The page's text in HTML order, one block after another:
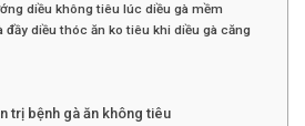
diều không tiêu lúc diều gà mềm
đầy diều thóc ăn ko tiêu khi diều gà căng
trị bệnh gà ăn không tiêu